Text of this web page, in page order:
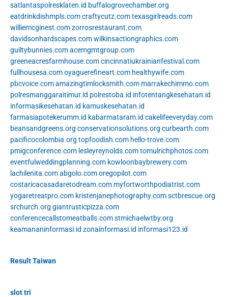
satlantaspolresklaten.id buffalogrovechamber.org
eatdrinkdishmpls.comcraftycutz.comtexasgirlreads.com
williemcginest.comzorrosrestaurant.com
davidsonhardscapes.comwilkinsactiongraphics.com
guiltybunnies.comacemgmtgroup.com
greeneacresfarmhouse.comcincinnatiukrainianfestival.com
fullhousesa.comoyaguerefineart.com healthywife.com
pbcvoice.comamazingtimlocksmith.com marrakechimmo.com
polresmanggaraitimur.id polrestoba.id infotentangkesehatan.id
informasikesehatan.id kamuskesehatan.id
farmasiapotekerumm.id kabarmataram.id cakelifeeveryday.com
beansandgreens.org conservationsolutions.org curbearth.com
pacificocolombia.org topfoodish.com hello-trove.com
pmigconference.com lesleyreynolds.comtomulrichphotos.com
eventfulweddingplanning.com kowloonbaybrewery.com
lachilenita.comabgolo.comoregopilot.com
costaricacasadaretodream.com myfortworthpodiatrist.com
yogaretreatpro.com kristenjanephotography.comsctbrescue.org
srchurch.org giantrusticpizza.com
conferencecallstomeatballs.comstmichaelwtby.org
keamananinformasi.id zonainformasi.id informasi123.id
Result Taiwan
slot tri